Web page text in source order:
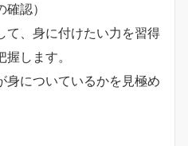
認）
て、身に付けたい力を習得
します。
身についているかを見極め